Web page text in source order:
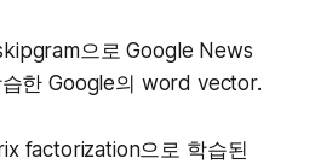
으로 Google News
한 Google의 word vector.
factorization으로 학습된